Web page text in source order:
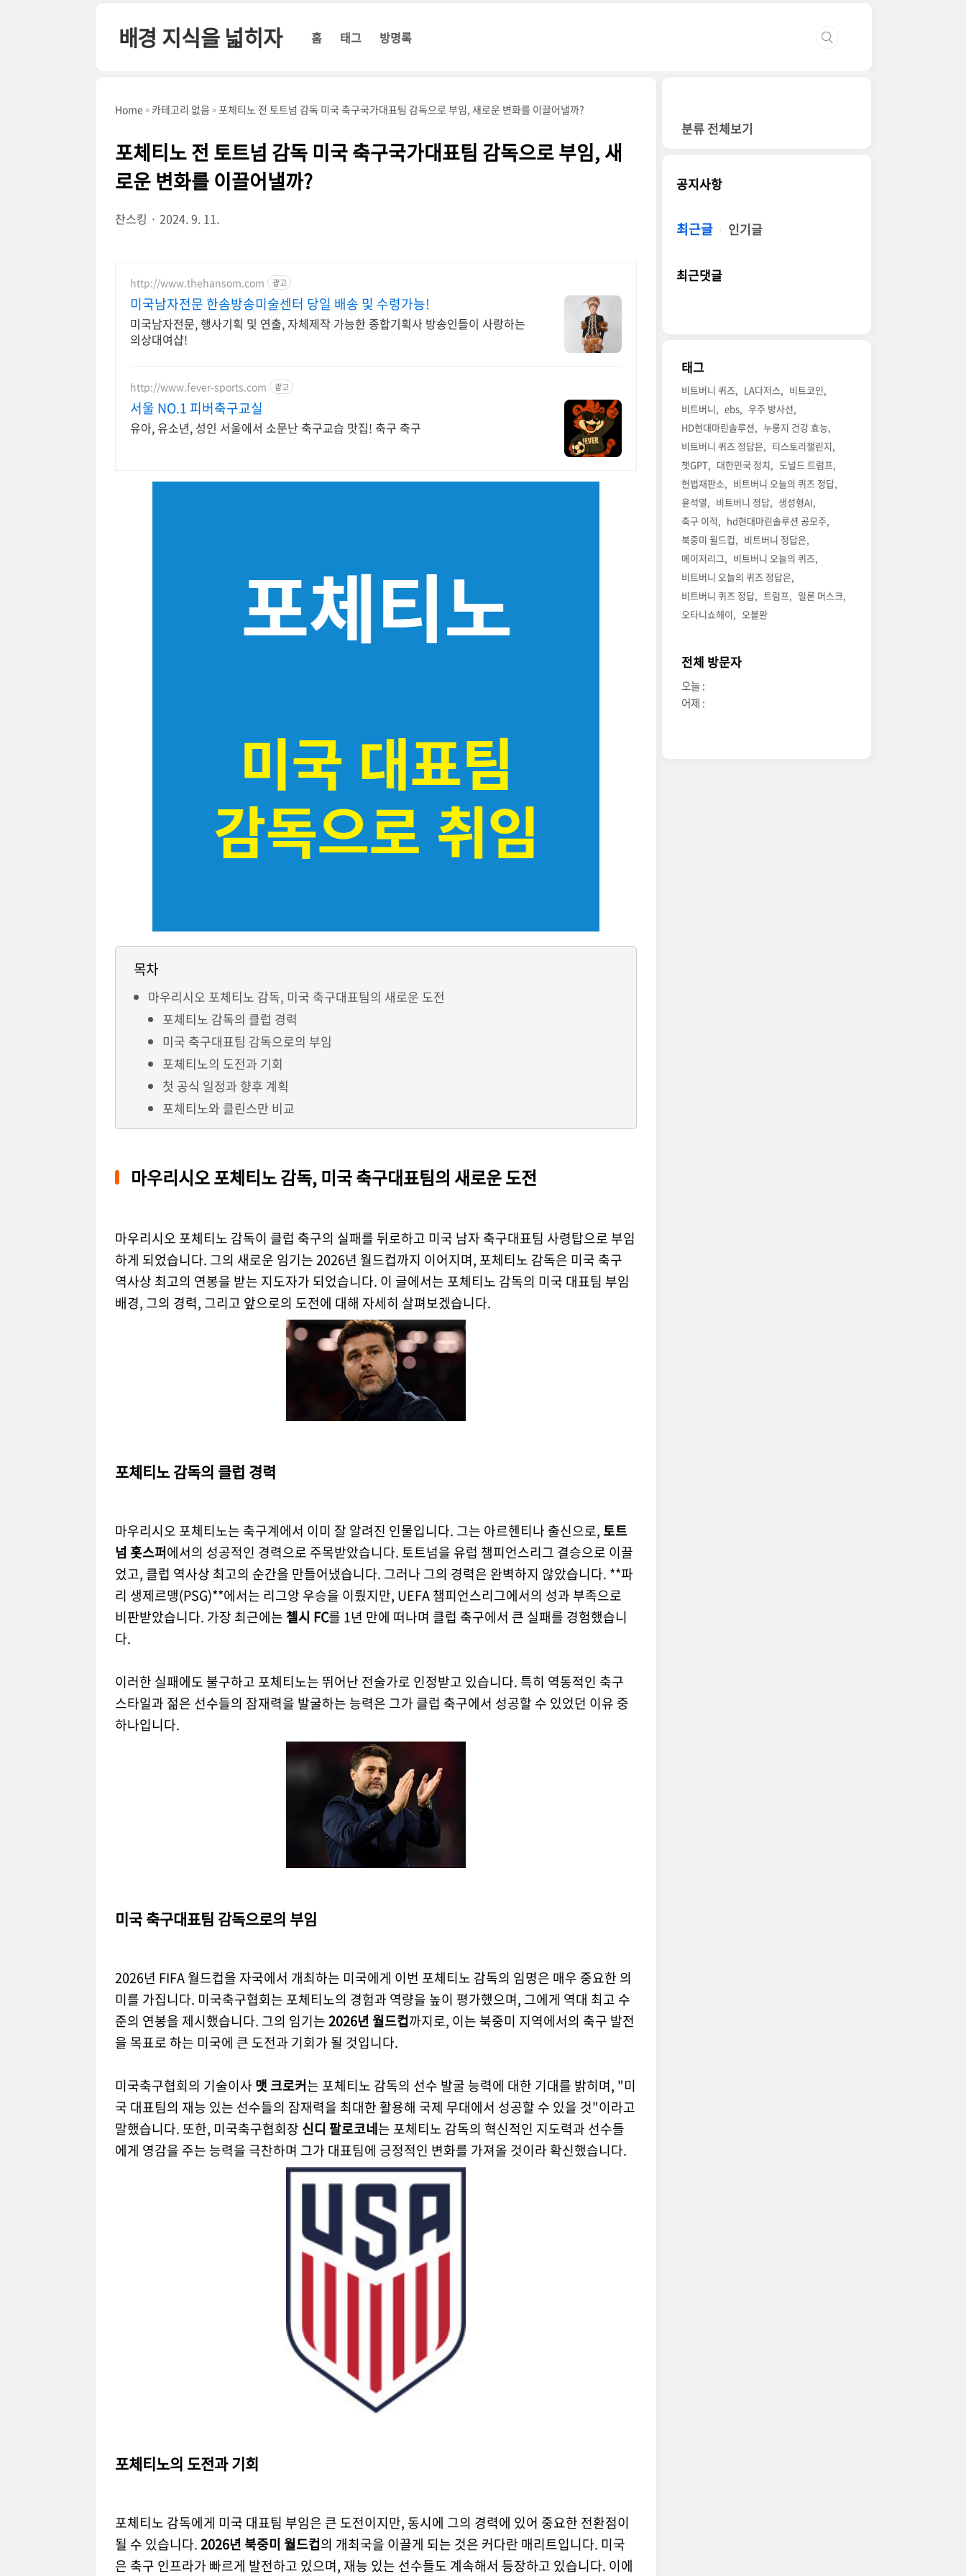
배경 지식을 넓히자 홈 태그 방명록
Home 카테고리 없음 포체티노 전 토트넘 감독 미국 축구국가대표팀 감독으로 부임, 새로운 변화를 이끌어낼까?
포체티노 전 토트넘 감독 미국 축구국가대표팀 감독으로 부임, 새
로운 변화를 이끌어낼까?
찬스킹 2024. 9. 11.
http://www.thehansom.com 광고
미국남자전문 한솜방송미술센터 당일 배송 및 수령가능!
미국남자전문, 행사기획 및 연출, 자체제작 가능한 종합기획사 방송인들이 사랑하는
의상대여샵!
http://www.fever-sports.com 광고
서울 NO.1 피버축구교실
유아, 유소년, 성인 서울에서 소문난 축구교습 맛집! 축구 축구
목차
마우리시오 포체티노 감독, 미국 축구대표팀의 새로운 도전
포체티노 감독의 클럽 경력
미국 축구대표팀 감독으로의 부임
포체티노의 도전과 기회
첫 공식 일정과 향후 계획
포체티노와 클린스만 비교
마우리시오 포체티노 감독, 미국 축구대표팀의 새로운 도전
마우리시오 포체티노 감독이 클럽 축구의 실패를 뒤로하고 미국 남자 축구대표팀 사령탑으로 부임
하게 되었습니다. 그의 새로운 임기는 2026년 월드컵까지 이어지며, 포체티노 감독은 미국 축구
역사상 최고의 연봉을 받는 지도자가 되었습니다. 이 글에서는 포체티노 감독의 미국 대표팀 부임
배경, 그의 경력, 그리고 앞으로의 도전에 대해 자세히 살펴보겠습니다.
포체티노 감독의 클럽 경력
마우리시오 포체티노는 축구계에서 이미 잘 알려진 인물입니다. 그는 아르헨티나 출신으로, 토트
넘 홋스퍼에서의 성공적인 경력으로 주목받았습니다. 토트넘을 유럽 챔피언스리그 결승으로 이끌
었고, 클럽 역사상 최고의 순간을 만들어냈습니다. 그러나 그의 경력은 완벽하지 않았습니다. **파
리 생제르맹(PSG)**에서는 리그앙 우승을 이뤘지만, UEFA 챔피언스리그에서의 성과 부족으로
비판받았습니다. 가장 최근에는 첼시 FC를 1년 만에 떠나며 클럽 축구에서 큰 실패를 경험했습니
다.
이러한 실패에도 불구하고 포체티노는 뛰어난 전술가로 인정받고 있습니다. 특히 역동적인 축구
스타일과 젊은 선수들의 잠재력을 발굴하는 능력은 그가 클럽 축구에서 성공할 수 있었던 이유 중
하나입니다.
미국 축구대표팀 감독으로의 부임
2026년 FIFA 월드컵을 자국에서 개최하는 미국에게 이번 포체티노 감독의 임명은 매우 중요한 의
미를 가집니다. 미국축구협회는 포체티노의 경험과 역량을 높이 평가했으며, 그에게 역대 최고 수
준의 연봉을 제시했습니다. 그의 임기는2026년 월드컵까지로, 이는 북중미 지역에서의 축구 발전
을 목표로 하는 미국에 큰 도전과 기회가 될 것입니다.
미국축구협회의 기술이사 맷 크로커는 포체티노 감독의 선수 발굴 능력에 대한 기대를 밝히며, "미
국 대표팀의 재능 있는 선수들의 잠재력을 최대한 활용해 국제 무대에서 성공할 수 있을 것"이라고
말했습니다. 또한, 미국축구협회장 신디 팔로코네는 포체티노 감독의 혁신적인 지도력과 선수들
에게 영감을 주는 능력을 극찬하며 그가 대표팀에 긍정적인 변화를 가져올 것이라 확신했습니다.
포체티노의 도전과 기회
포체티노 감독에게 미국 대표팀 부임은 큰 도전이지만, 동시에 그의 경력에 있어 중요한 전환점이
될 수 있습니다.2026년 북중미 월드컵의 개최국을 이끌게 되는 것은 커다란 매리트입니다. 미국
은 축구 인프라가 빠르게 발전하고 있으며, 재능 있는 선수들도 계속해서 등장하고 있습니다. 이에
분류 전체보기
공지사항
최근글 인기글
최근댓글
태그
비트버니 퀴즈 LA다저스
비트코인
비트버니
ebs
우주 방사선
HD현대마린솔루션
누룽지 건강 효능
비트버니 퀴즈 정답은
티스토리챌린지
챗GPT
대한민국 정치
도널드 트럼프
헌법재판소
비트버니 오늘의 퀴즈 정답
윤석열
비트버니 정답
생성형AI
축구 이적
hd현대마린솔루션 공모주
북중미 월드컵
비트버니 정답은
메이저리그
비트버니 오늘의 퀴즈
비트버니 오늘의 퀴즈 정답은
비트버니 퀴즈 정답
트럼프
일론 머스크
오타니쇼헤이
오블완
전체 방문자
오늘 :
어제 :